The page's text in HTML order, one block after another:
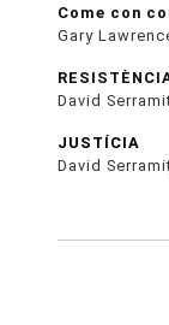
Come con
Gary
David
JUSTÍCIA
David